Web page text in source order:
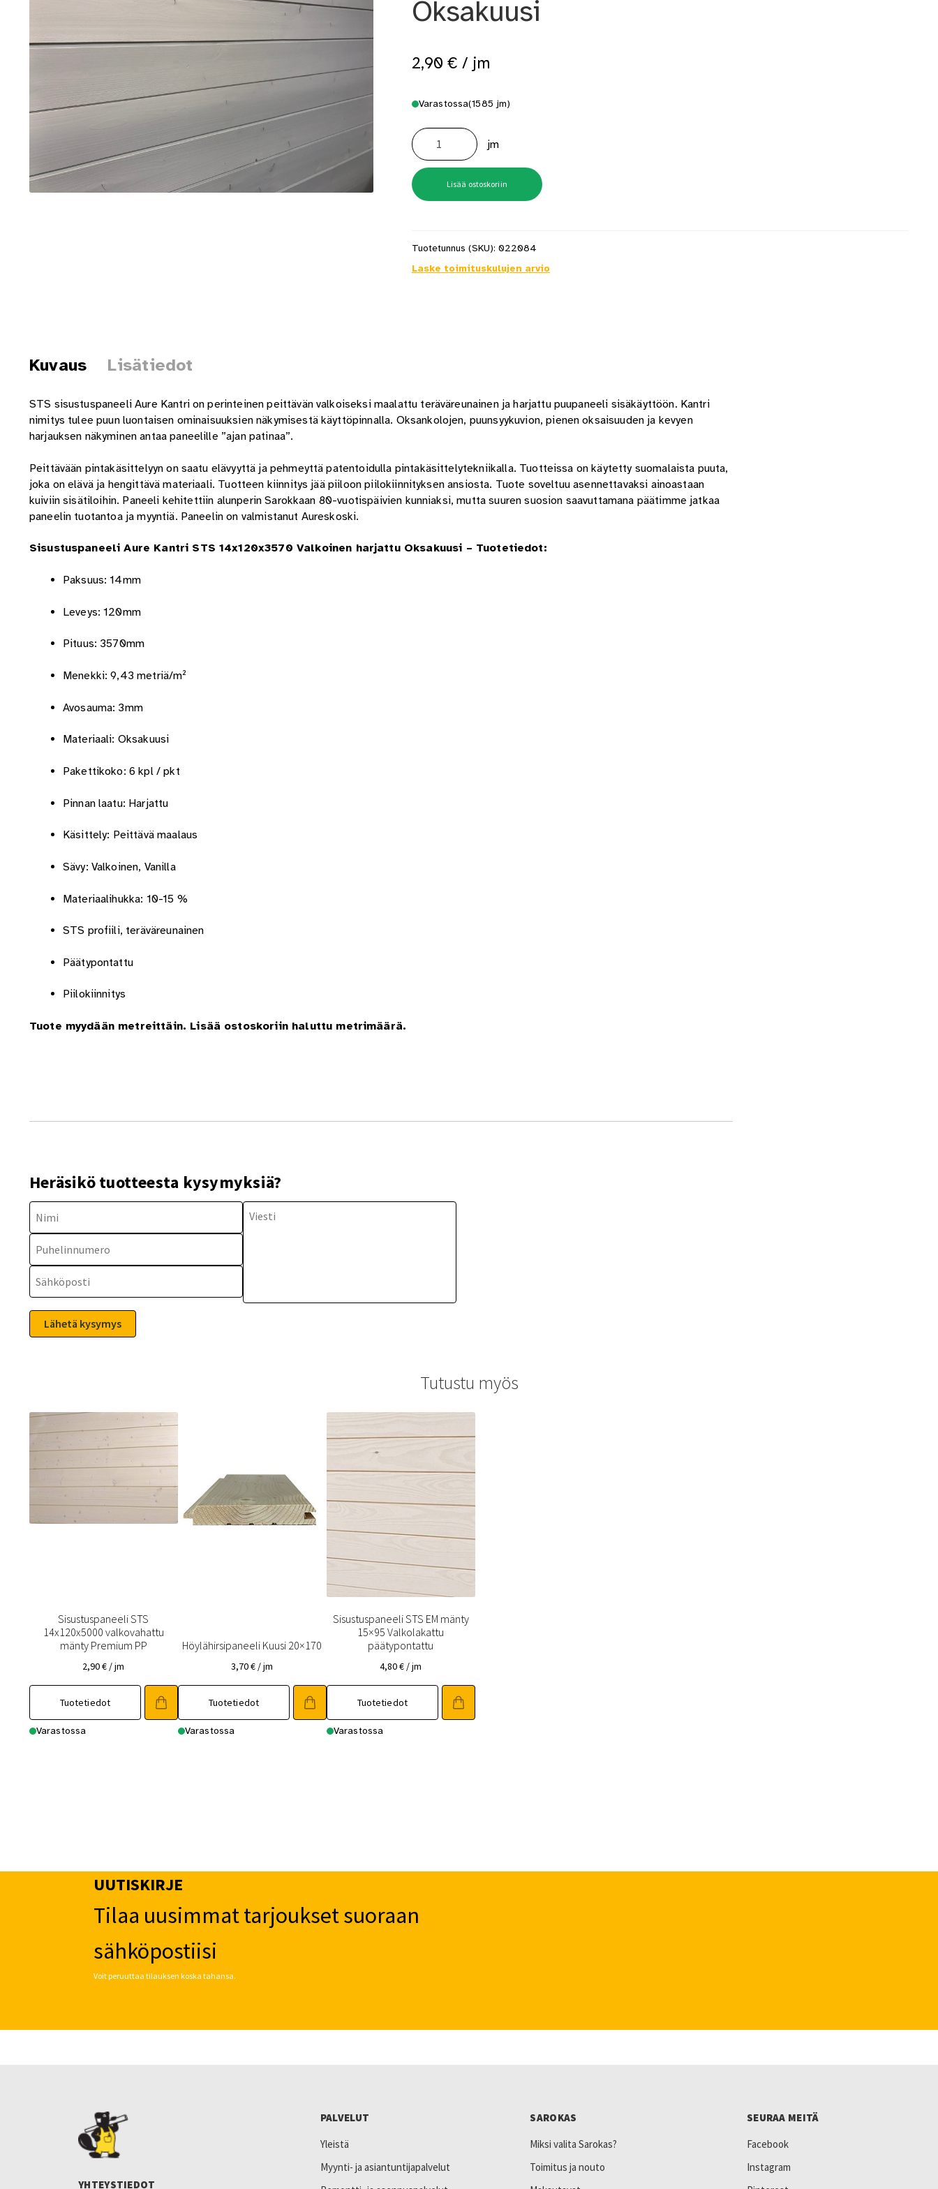
Oksakuusi
2,90 € / jm
Varastossa(1585 jm)
Sisustuspaneeli
Aure
Kantri
STS
14x120x3570
Valkoinen
harjattu
Oksakuusi
määrä
jm
Lisää ostoskoriin
Tuotetunnus (SKU): 022084
Laske toimituskulujen arvio
Kuvaus Lisätiedot
STS sisustuspaneeli Aure Kantri on perinteinen peittävän valkoiseksi maalattu teräväreunainen ja harjattu puupaneeli sisäkäyttöön. Kantri
nimitys tulee puun luontaisen ominaisuuksien näkymisestä käyttöpinnalla. Oksankolojen, puunsyykuvion, pienen oksaisuuden ja kevyen
harjauksen näkyminen antaa paneelille ”ajan patinaa”.
Peittävään pintakäsittelyyn on saatu elävyyttä ja pehmeyttä patentoidulla pintakäsittelytekniikalla. Tuotteissa on käytetty suomalaista puuta,
joka on elävä ja hengittävä materiaali. Tuotteen kiinnitys jää piiloon piilokiinnityksen ansiosta. Tuote soveltuu asennettavaksi ainoastaan
kuiviin sisätiloihin. Paneeli kehitettiin alunperin Sarokkaan 80-vuotispäivien kunniaksi, mutta suuren suosion saavuttamana päätimme jatkaa
paneelin tuotantoa ja myyntiä. Paneelin on valmistanut Aureskoski.
Sisustuspaneeli Aure Kantri STS 14x120x3570 Valkoinen harjattu Oksakuusi – Tuotetiedot:
Paksuus: 14mm
Leveys: 120mm
Pituus: 3570mm
Menekki: 9,43 metriä/m²
Avosauma: 3mm
Materiaali: Oksakuusi
Pakettikoko: 6 kpl / pkt
Pinnan laatu: Harjattu
Käsittely: Peittävä maalaus
Sävy: Valkoinen, Vanilla
Materiaalihukka: 10-15 %
STS profiili, teräväreunainen
Päätypontattu
Piilokiinnitys
Tuote myydään metreittäin. Lisää ostoskoriin haluttu metrimäärä.
Heräsikö tuotteesta kysymyksiä?
Tutustu myös
Sisustuspaneeli STS
14x120x5000 valkovahattu
mänty Premium PP
2,90€ / jm
Tuotetiedot
Varastossa
Höylähirsipaneeli Kuusi 20×170
3,70€ / jm
Tuotetiedot
Varastossa
Sisustuspaneeli STS EM mänty
15×95 Valkolakattu
päätypontattu
4,80€ / jm
Tuotetiedot
Varastossa
UUTISKIRJE
Tilaa uusimmat tarjoukset suoraan
sähköpostiisi
Voit peruuttaa tilauksen koska tahansa.
YHTEYSTIEDOT
PALVELUT
Yleistä
Myynti- ja asiantuntijapalvelut
SAROKAS
Miksi valita Sarokas?
Toimitus ja nouto
SEURAA MEITÄ
Facebook
Instagram